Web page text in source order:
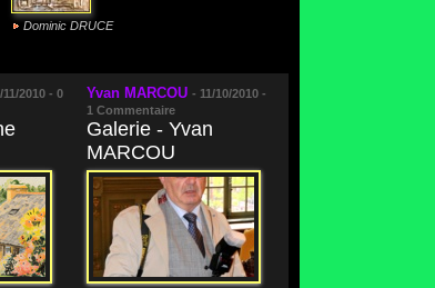
Dominic DRUCE
11/2010 - 0
Yvan MARCOU - 11/10/2010 -
1 Commentaire
Galerie - Yvan
MARCOU